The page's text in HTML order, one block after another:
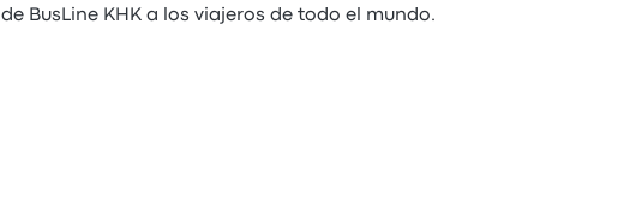
de BusLine KHK a los viajeros de todo el mundo.